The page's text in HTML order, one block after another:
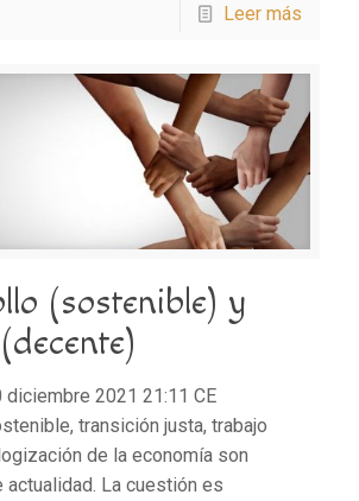
Leer más
(sostenible) y
diciembre 2021 21:11 CE
transición justa, trabajo
de la economía son
La cuestión es